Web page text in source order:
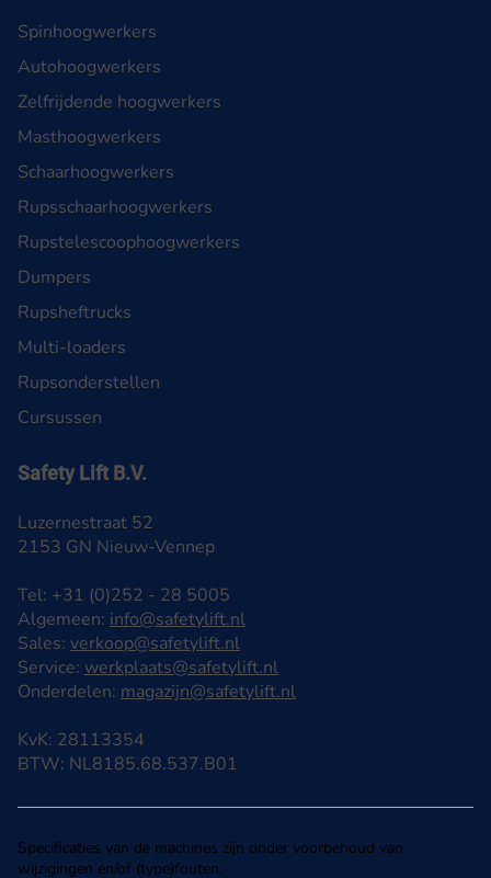
Specificaties van de machines zijn onder voorbehoud van
wijzigingen en/of (type)fouten.
Safety Lift B.V.
Luzernestraat 52
2153 GN Nieuw-Vennep
Tel: +31 (0)252 - 28 5005
Algemeen: info@safetylift.nl
Sales: verkoop@safetylift.nl
Service: werkplaats@safetylift.nl
Onderdelen: magazijn@safetylift.nl
KvK: 28113354
BTW: NL8185.68.537.B01
Spinhoogwerkers
Autohoogwerkers
Zelfrijdende hoogwerkers
Masthoogwerkers
Schaarhoogwerkers
Rupsschaarhoogwerkers
Rupstelescoophoogwerkers
Dumpers
Rupsheftrucks
Multi-loaders
Rupsonderstellen
Cursussen